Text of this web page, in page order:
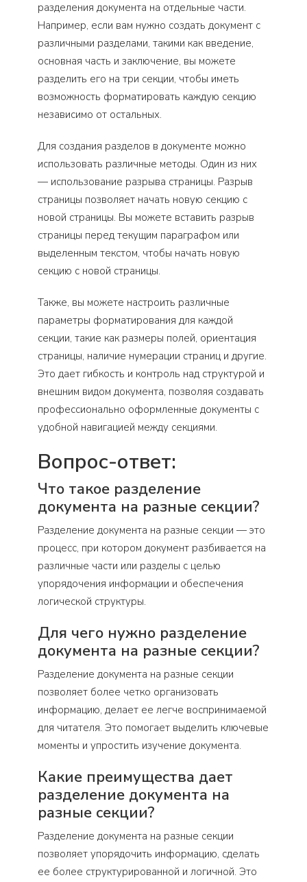
разделения документа на отдельные части.
Например, если вам нужно создать документ с
различными разделами, такими как введение,
основная часть и заключение, вы можете
разделить его на три секции, чтобы иметь
возможность форматировать каждую секцию
независимо от остальных.
Для создания разделов в документе можно
использовать различные методы. Один из них
— использование разрыва страницы. Разрыв
страницы позволяет начать новую секцию с
новой страницы. Вы можете вставить разрыв
страницы перед текущим параграфом или
выделенным текстом, чтобы начать новую
секцию с новой страницы.
Также, вы можете настроить различные
параметры форматирования для каждой
секции, такие как размеры полей, ориентация
страницы, наличие нумерации страниц и другие.
Это дает гибкость и контроль над структурой и
внешним видом документа, позволяя создавать
профессионально оформленные документы с
удобной навигацией между секциями.
Вопрос-ответ:
Что такое разделение
документа на разные секции?
Разделение документа на разные секции — это
процесс, при котором документ разбивается на
различные части или разделы с целью
упорядочения информации и обеспечения
логической структуры.
Для чего нужно разделение
документа на разные секции?
Разделение документа на разные секции
позволяет более четко организовать
информацию, делает ее легче воспринимаемой
для читателя. Это помогает выделить ключевые
моменты и упростить изучение документа.
Какие преимущества дает
разделение документа на
разные секции?
Разделение документа на разные секции
позволяет упорядочить информацию, сделать
ее более структурированной и логичной. Это